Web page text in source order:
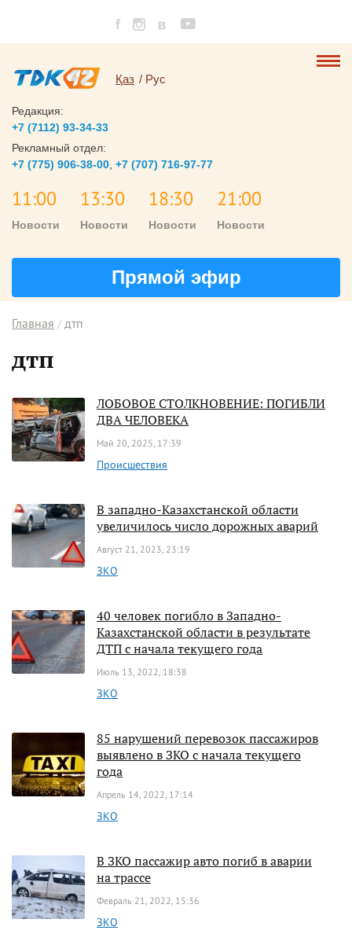
Қаз Рус
Редакция:
+7 (7112) 93-34-33
Рекламный отдел:
+7 (775) 906-38-00 +7 (707) 716-97-77
11:00
Новости
13:30
Новости
18:30
Новости
21:00
Новости
Прямой эфир
Главная дтп
дтп
ЛОБОВОЕ СТОЛКНОВЕНИЕ: ПОГИБЛИ
ДВА ЧЕЛОВЕКА
Май 20, 2025, 17:39
Происшествия
В западно-Казахстанской области
увеличилось число дорожных аварий
Август 21, 2023, 23:19
ЗКО
40 человек погибло в Западно-
Казахстанской области в результате
ДТП с начала текущего года
Июль 13, 2022, 18:38
ЗКО
85 нарушений перевозок пассажиров
выявлено в ЗКО с начала текущего
года
Апрель 14, 2022, 17:14
ЗКО
В ЗКО пассажир авто погиб в аварии
на трассе
Февраль 21, 2022, 15:36
ЗКО